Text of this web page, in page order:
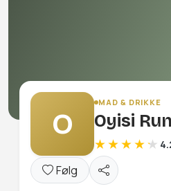
O
MAD & DRIKKE
Oyisi
Følg